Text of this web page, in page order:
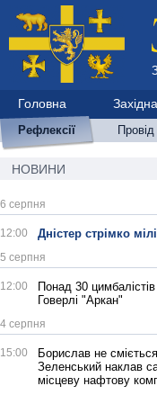
Головна
Рефлексії Провід
НОВИНИ
6 серпня
12:00 Дністер стрімко
5 серпня
12:00
Понад 30 цимбалістів
Говерлі "Аркан"
4 серпня
15:00
Борислав не
Зеленський наклав
місцеву нафтову